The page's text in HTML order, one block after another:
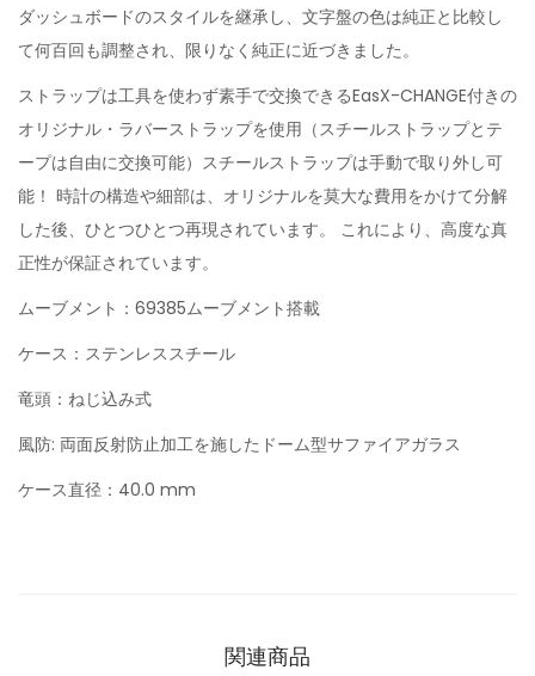
ダッシュボードのスタイルを継承し、文字盤の色は純正と比較し
て何百回も調整され、限りなく純正に近づきました。
ストラップは工具を使わず素手で交換できるEasX-CHANGE付きの
オリジナル・ラバーストラップを使用（スチールストラップとテ
ープは自由に交換可能）スチールストラップは手動で取り外し可
能！ 時計の構造や細部は、オリジナルを莫大な費用をかけて分解
した後、ひとつひとつ再現されています。 これにより、高度な真
正性が保証されています。
ムーブメント：69385ムーブメント搭載
ケース：ステンレススチール
竜頭：ねじ込み式
風防: 両面反射防止加工を施したドーム型サファイアガラス
ケース直径：40.0 mm
関連商品